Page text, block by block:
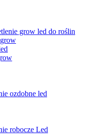
grow led do roślin
ozdobne led
robocze Led